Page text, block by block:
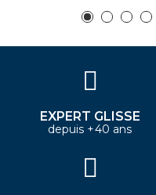
EXPERT GLISSE
depuis +40 ans